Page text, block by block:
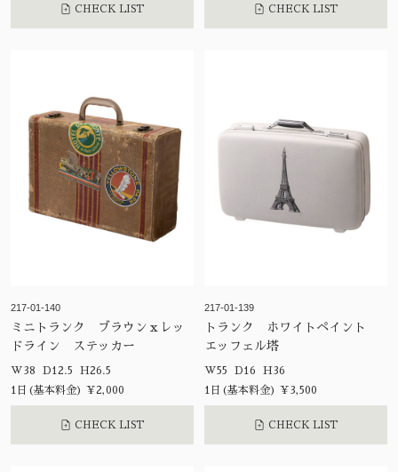
CHECK LIST CHECK LIST
217-01-140
ミニトランク ブラウンｘレッ
ドライン ステッカー
W38 D12.5 H26.5
1日(基本料金) ¥2,000
CHECK LIST
217-01-139
トランク ホワイトペイント
エッフェル塔
W55 D16 H36
1日(基本料金) ¥3,500
CHECK LIST